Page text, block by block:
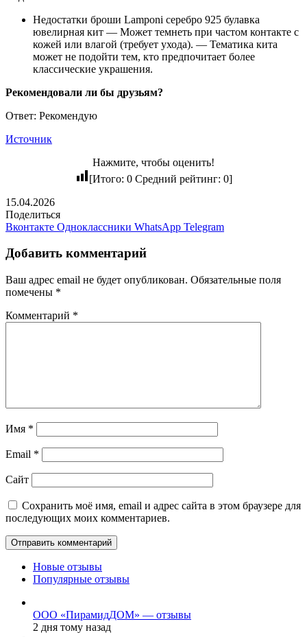
Недостатки броши Lamponi серебро 925 булавка
ювелирная кит — Может темнеть при частом контакте с
кожей или влагой (требует ухода). — Тематика кита
может не подойти тем, кто предпочитает более
классические украшения.
Рекомендовали ли бы друзьям?
Ответ: Рекомендую
Источник
Нажмите, чтобы оценить!
[Итого: 0Средний рейтинг: 0]
15.04.2026
Поделиться
Вконтакте Одноклассники WhatsApp Telegram
Добавить комментарий
Ваш адрес email не будет опубликован. Обязательные поля
помечены *
Комментарий *
Имя *
Email *
Сайт
Сохранить моё имя, email и адрес сайта в этом браузере для
последующих моих комментариев.
Новые отзывы
Популярные отзывы
ООО «ПирамидДОМ» — отзывы
2 дня тому назад